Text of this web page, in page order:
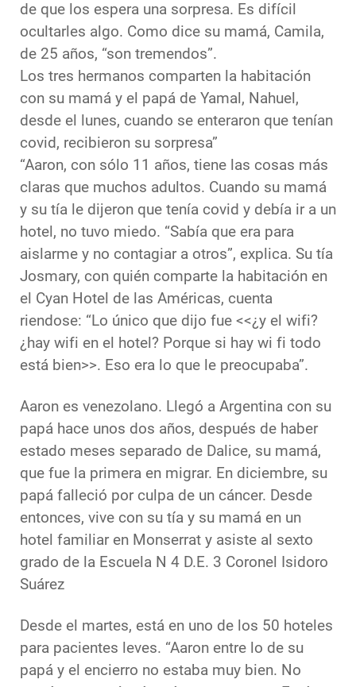
de que los espera una sorpresa. Es difícil
ocultarles algo. Como dice su mamá, Camila,
de 25 años, “son tremendos”.
Los tres hermanos comparten la habitación
con su mamá y el papá de Yamal, Nahuel,
desde el lunes, cuando se enteraron que tenían
covid, recibieron su sorpresa”
“Aaron, con sólo 11 años, tiene las cosas más
claras que muchos adultos. Cuando su mamá
y su tía le dijeron que tenía covid y debía ir a un
hotel, no tuvo miedo. “Sabía que era para
aislarme y no contagiar a otros”, explica. Su tía
Josmary, con quién comparte la habitación en
el Cyan Hotel de las Américas, cuenta
riendose: “Lo único que dijo fue <<¿y el wifi?
¿hay wifi en el hotel? Porque si hay wi fi todo
está bien>>. Eso era lo que le preocupaba”.
Aaron es venezolano. Llegó a Argentina con su
papá hace unos dos años, después de haber
estado meses separado de Dalice, su mamá,
que fue la primera en migrar. En diciembre, su
papá falleció por culpa de un cáncer. Desde
entonces, vive con su tía y su mamá en un
hotel familiar en Monserrat y asiste al sexto
grado de la Escuela N 4 D.E. 3 Coronel Isidoro
Suárez
Desde el martes, está en uno de los 50 hoteles
para pacientes leves. “Aaron entre lo de su
papá y el encierro no estaba muy bien. No